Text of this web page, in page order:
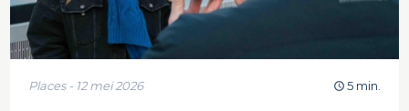
Places - 12 mei 2026 5 min.